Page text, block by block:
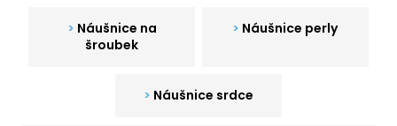
Náušnice na
šroubek
Náušnice perly
Náušnice srdce